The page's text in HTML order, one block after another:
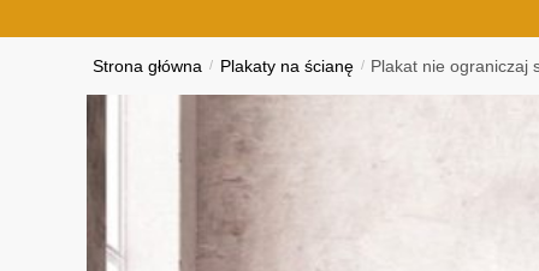
Strona główna / Plakaty na ścianę / Plakat nie ograniczaj